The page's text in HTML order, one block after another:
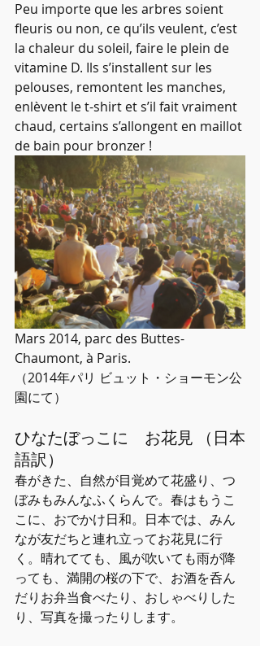
Peu importe que les arbres soient
fleuris ou non, ce qu’ils veulent, c’est
la chaleur du soleil, faire le plein de
vitamine D. Ils s’installent sur les
pelouses, remontent les manches,
enlèvent le t-shirt et s’il fait vraiment
chaud, certains s’allongent en maillot
de bain pour bronzer !
Mars 2014, parc des Buttes-
Chaumont, à Paris.
（2014年パリ ビュット・ショーモン公
園にて）
ひなたぼっこに　お花見 （日本
語訳）
春がきた、自然が目覚めて花盛り、つ
ぼみもみんなふくらんで。春はもうこ
こに、おでかけ日和。日本では、みん
なが友だちと連れ立ってお花見に行
く。晴れてても、風が吹いても雨が降
っても、満開の桜の下で、お酒を呑ん
だりお弁当食べたり、おしゃべりした
り、写真を撮ったりします。